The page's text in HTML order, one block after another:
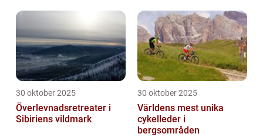
30 oktober 2025
Överlevnadsretreater i
Sibiriens vildmark
30 oktober 2025
Världens mest unika
cykelleder i
bergsområden